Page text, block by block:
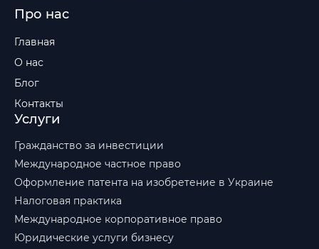
Про нас
Главная
О нас
Блог
Контакты
Услуги
Гражданство за инвестиции
Международное частное право
Оформление патента на изобретение в Украине
Налоговая практика
Международное корпоративное право
Юридические услуги бизнесу